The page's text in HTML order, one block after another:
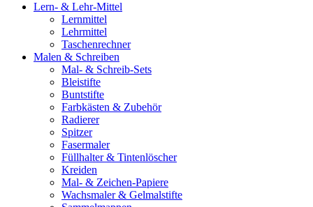
Lern- & Lehr-Mittel
Lernmittel
Lehrmittel
Taschenrechner
Malen & Schreiben
Mal- & Schreib-Sets
Bleistifte
Buntstifte
Farbkästen & Zubehör
Radierer
Spitzer
Fasermaler
Füllhalter & Tintenlöscher
Kreiden
Mal- & Zeichen-Papiere
Wachsmaler & Gelmalstifte